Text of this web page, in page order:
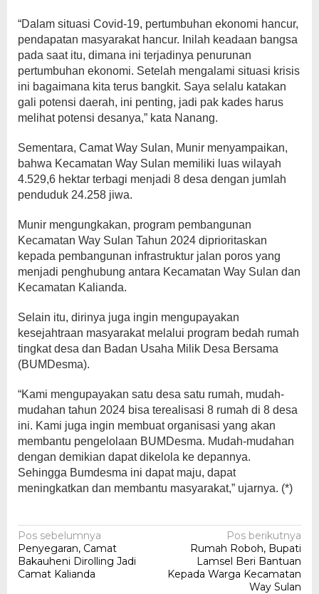
“Dalam situasi Covid-19, pertumbuhan ekonomi hancur,
pendapatan masyarakat hancur. Inilah keadaan bangsa
pada saat itu, dimana ini terjadinya penurunan
pertumbuhan ekonomi. Setelah mengalami situasi krisis
ini bagaimana kita terus bangkit. Saya selalu katakan
gali potensi daerah, ini penting, jadi pak kades harus
melihat potensi desanya,” kata Nanang.
Sementara, Camat Way Sulan, Munir menyampaikan,
bahwa Kecamatan Way Sulan memiliki luas wilayah
4.529,6 hektar terbagi menjadi 8 desa dengan jumlah
penduduk 24.258 jiwa.
Munir mengungkakan, program pembangunan
Kecamatan Way Sulan Tahun 2024 diprioritaskan
kepada pembangunan infrastruktur jalan poros yang
menjadi penghubung antara Kecamatan Way Sulan dan
Kecamatan Kalianda.
Selain itu, dirinya juga ingin mengupayakan
kesejahtraan masyarakat melalui program bedah rumah
tingkat desa dan Badan Usaha Milik Desa Bersama
(BUMDesma).
“Kami mengupayakan satu desa satu rumah, mudah-
mudahan tahun 2024 bisa terealisasi 8 rumah di 8 desa
ini. Kami juga ingin membuat organisasi yang akan
membantu pengelolaan BUMDesma. Mudah-mudahan
dengan demikian dapat dikelola ke depannya.
Sehingga Bumdesma ini dapat maju, dapat
meningkatkan dan membantu masyarakat,” ujarnya. (*)
Navigasi
pos
Pos sebelumnya
Penyegaran, Camat
Bakauheni Dirolling Jadi
Camat Kalianda
Pos berikutnya
Rumah Roboh, Bupati
Lamsel Beri Bantuan
Kepada Warga Kecamatan
Way Sulan